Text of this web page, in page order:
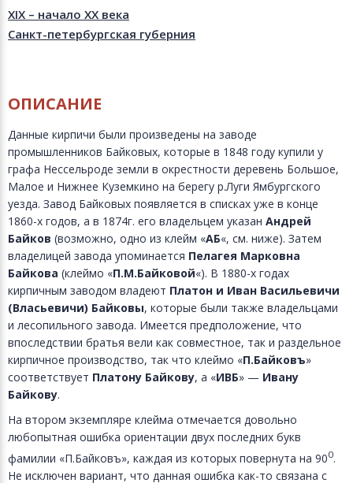
XIX – начало XX века
Санкт-петербургская губерния
ОПИСАНИЕ
Данные кирпичи были произведены на заводе
промышленников Байковых, которые в 1848 году купили у
графа Нессельроде земли в окрестности деревень Большое,
Малое и Нижнее Куземкино на берегу р.Луги Ямбургского
уезда. Завод Байковых появляется в списках уже в конце
1860-х годов, а в 1874г. его владельцем указан Андрей
Байков (возможно, одно из клейм «АБ«, см. ниже). Затем
владелицей завода упоминается Пелагея Марковна
Байкова (клеймо «П.М.Байковой«). В 1880-х годах
кирпичным заводом владеют Платон и Иван Васильевичи
(Власьевичи) Байковы, которые были также владельцами
и лесопильного завода. Имеется предположение, что
впоследствии братья вели как совместное, так и раздельное
кирпичное производство, так что клеймо «П.Байковъ»
соответствует Платону Байкову, а «ИВБ» — Ивану
Байкову.
На втором экземпляре клейма отмечается довольно
любопытная ошибка ориентации двух последних букв
фамилии «П.Байковъ», каждая из которых повернута на 900.
Не исключен вариант, что данная ошибка как-то связана с